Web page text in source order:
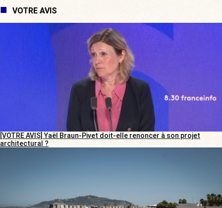
VOTRE AVIS
[VOTRE AVIS] Yaël Braun-Pivet doit-elle renoncer à son projet
architectural ?